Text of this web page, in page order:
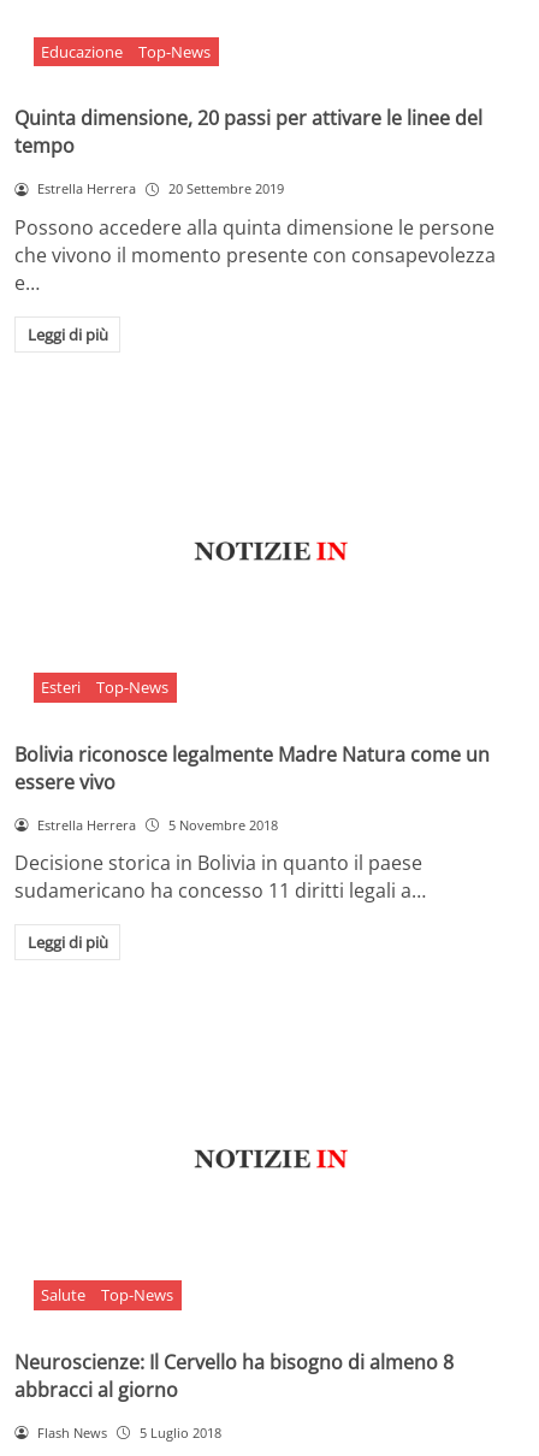
Educazione Top-News
Quinta dimensione, 20 passi per attivare le linee del
tempo
Estrella Herrera 20 Settembre 2019
Possono accedere alla quinta dimensione le persone
che vivono il momento presente con consapevolezza
e…
Leggi di più
Esteri Top-News
Bolivia riconosce legalmente Madre Natura come un
essere vivo
Estrella Herrera 5 Novembre 2018
Decisione storica in Bolivia in quanto il paese
sudamericano ha concesso 11 diritti legali a…
Leggi di più
Salute Top-News
Neuroscienze: Il Cervello ha bisogno di almeno 8
abbracci al giorno
Flash News 5 Luglio 2018